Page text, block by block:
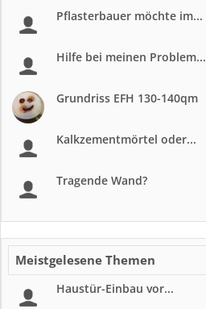
Pflasterbauer möchte im...
Hilfe bei meinen Problem...
Grundriss EFH 130-140qm
Kalkzementmörtel oder...
Tragende Wand?
Meistgelesene Themen
Haustür-Einbau vor...